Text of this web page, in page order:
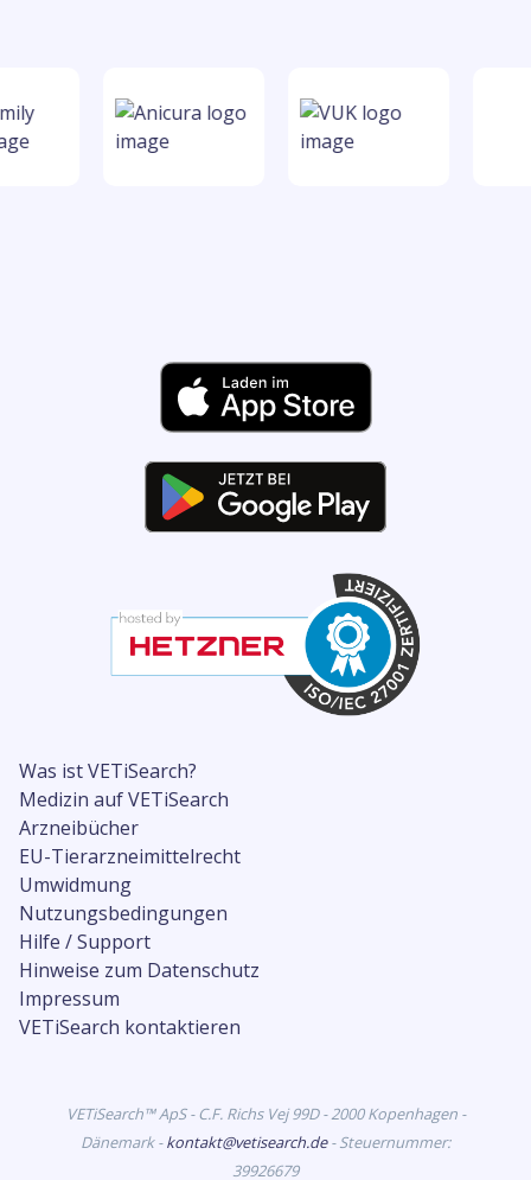
Was ist VETiSearch?
Medizin auf VETiSearch
Arzneibücher
EU-Tierarzneimittelrecht
Umwidmung
Nutzungsbedingungen
Hilfe / Support
Hinweise zum Datenschutz
Impressum
VETiSearch kontaktieren
VETiSearch™ ApS - C.F. Richs Vej 99D - 2000 Kopenhagen -
Dänemark -kontakt@vetisearch.de- Steuernummer:
39926679